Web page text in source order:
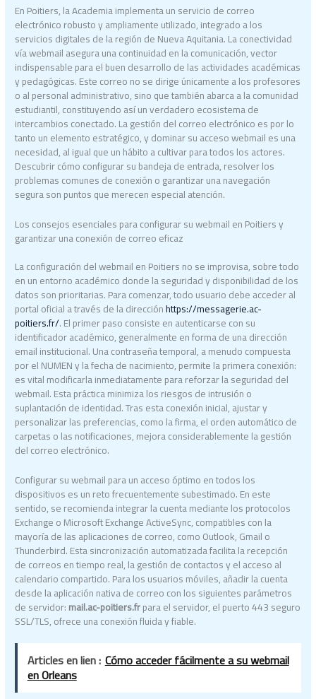
En Poitiers, la Academia implementa un servicio de correo
electrónico robusto y ampliamente utilizado, integrado a los
servicios digitales de la región de Nueva Aquitania. La conectividad
vía webmail asegura una continuidad en la comunicación, vector
indispensable para el buen desarrollo de las actividades académicas
y pedagógicas. Este correo no se dirige únicamente a los profesores
o al personal administrativo, sino que también abarca a la comunidad
estudiantil, constituyendo así un verdadero ecosistema de
intercambios conectado. La gestión del correo electrónico es por lo
tanto un elemento estratégico, y dominar su acceso webmail es una
necesidad, al igual que un hábito a cultivar para todos los actores.
Descubrir cómo configurar su bandeja de entrada, resolver los
problemas comunes de conexión o garantizar una navegación
segura son puntos que merecen especial atención.
Los consejos esenciales para configurar su webmail en Poitiers y
garantizar una conexión de correo eficaz
La configuración del webmail en Poitiers no se improvisa, sobre todo
en un entorno académico donde la seguridad y disponibilidad de los
datos son prioritarias. Para comenzar, todo usuario debe acceder al
portal oficial a través de la direcciónhttps://messagerie.ac-
poitiers.fr/. El primer paso consiste en autenticarse con su
identificador académico, generalmente en forma de una dirección
email institucional. Una contraseña temporal, a menudo compuesta
por el NUMEN y la fecha de nacimiento, permite la primera conexión:
es vital modificarla inmediatamente para reforzar la seguridad del
webmail. Esta práctica minimiza los riesgos de intrusión o
suplantación de identidad. Tras esta conexión inicial, ajustar y
personalizar las preferencias, como la firma, el orden automático de
carpetas o las notificaciones, mejora considerablemente la gestión
del correo electrónico.
Configurar su webmail para un acceso óptimo en todos los
dispositivos es un reto frecuentemente subestimado. En este
sentido, se recomienda integrar la cuenta mediante los protocolos
Exchange o Microsoft Exchange ActiveSync, compatibles con la
mayoría de las aplicaciones de correo, como Outlook, Gmail o
Thunderbird. Esta sincronización automatizada facilita la recepción
de correos en tiempo real, la gestión de contactos y el acceso al
calendario compartido. Para los usuarios móviles, añadir la cuenta
desde la aplicación nativa de correo con los siguientes parámetros
de servidor:mail.ac-poitiers.frpara el servidor, el puerto 443 seguro
SSL/TLS, ofrece una conexión fluida y fiable.
Articles en lien : Cómo acceder fácilmente a su webmail
en Orleans